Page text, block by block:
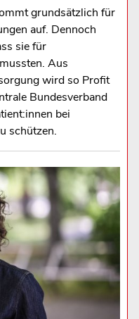
grundsätzlich für
auf. Dennoch
sie für
Aus
wird so Profit
Bundesverband
bei
schützen.